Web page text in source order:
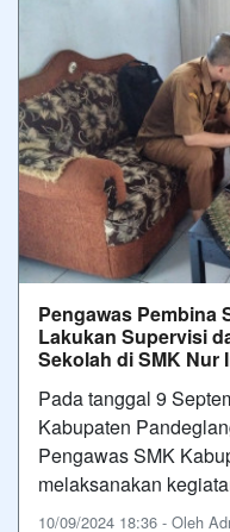
Pengawas Pembina
Lakukan Supervisi
Sekolah di SMK Nur
Pada tanggal 9
Kabupaten
Pengawas SMK
melaksanakan
10/09/2024 18:36 - Oleh